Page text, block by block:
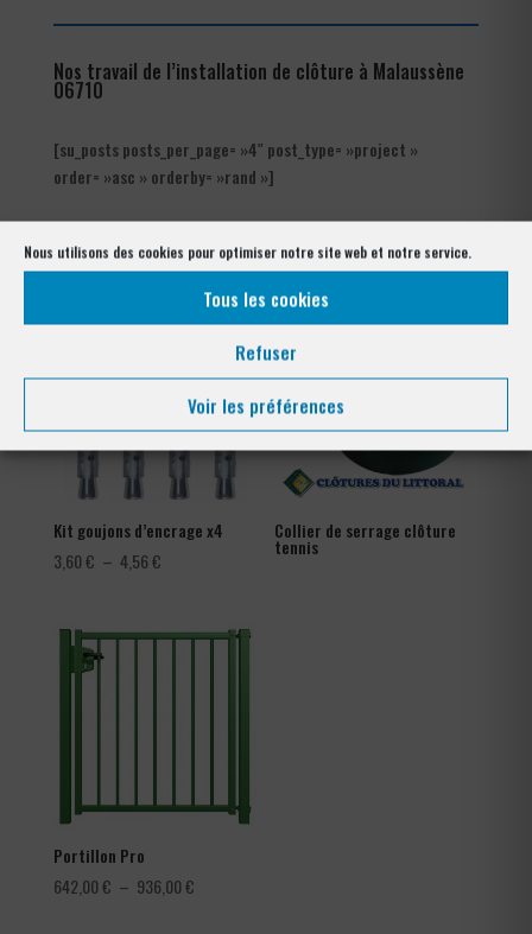
Nous utilisons des cookies pour optimiser notre site web et notre service.
Tous les cookies
Refuser
Voir les préférences
Nos travail de l’installation de clôture à Malaussène
06710
[su_posts posts_per_page= »4″ post_type= »project »
order= »asc » orderby= »rand »]
à Malaussène 06710
Kit goujons d’encrage x4
3,60€ – 4,56€Plage
3,60 €
Collier de serrage clôture
tennis
Portillon Pro
642,00€ – 936,00€Plage